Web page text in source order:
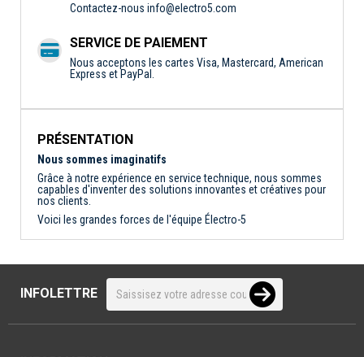
Contactez-nous info@electro5.com
SERVICE DE PAIEMENT
Nous acceptons les cartes Visa, Mastercard, American
Express et PayPal.
PRÉSENTATION
Nous sommes imaginatifs
Grâce à notre expérience en service technique, nous sommes
capables d'inventer des solutions innovantes et créatives pour
nos clients.
Voici les grandes forces de l'équipe Électro-5
INFOLETTRE